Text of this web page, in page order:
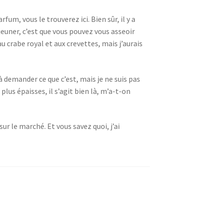
vous le trouverez ici. Bien sûr, il y a
c’est que vous pouvez vous asseoir
crabe royal et aux crevettes, mais j’aurais
ce que c’est, mais je ne suis pas
épaisses, il s’agit bien là, m’a-t-on
le marché. Et vous savez quoi, j’ai